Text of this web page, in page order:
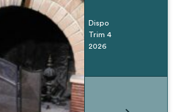
Dispo
Trim 4
2026